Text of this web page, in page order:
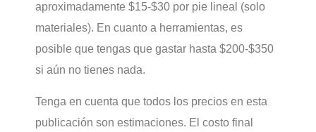
aproximadamente $15-$30 por pie lineal (solo
materiales). En cuanto a herramientas, es
posible que tengas que gastar hasta $200-$350
si aún no tienes nada.
Tenga en cuenta que todos los precios en esta
publicación son estimaciones. El costo final